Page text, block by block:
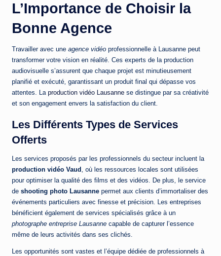
L’Importance de Choisir la
Bonne Agence
Travailler avec une agence vidéo professionnelle à Lausanne peut
transformer votre vision en réalité. Ces experts de la production
audiovisuelle s’assurent que chaque projet est minutieusement
planifié et exécuté, garantissant un produit final qui dépasse vos
attentes. La production vidéo Lausanne se distingue par sa créativité
et son engagement envers la satisfaction du client.
Les Différents Types de Services
Offerts
Les services proposés par les professionnels du secteur incluent la
production vidéo Vaud , où les ressources locales sont utilisées
pour optimiser la qualité des films et des vidéos. De plus, le service
de shooting photo Lausanne permet aux clients d’immortaliser des
événements particuliers avec finesse et précision. Les entreprises
bénéficient également de services spécialisés grâce à un
photographe entreprise Lausanne capable de capturer l’essence
même de leurs activités dans ses clichés.
Les opportunités sont vastes et l’équipe dédiée de professionnels à